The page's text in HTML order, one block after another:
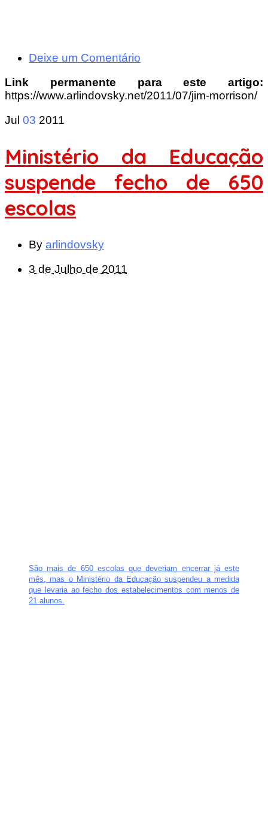
Deixe um Comentário
Link permanente para este artigo:
https://www.arlindovsky.net/2011/07/jim-morrison/
Jul 03 2011
Ministério da Educação
suspende fecho de 650
escolas
By arlindovsky
3 de Julho de 2011
São mais de 650 escolas que deveriam encerrar já este
mês, mas o Ministério da Educação suspendeu a medida
que levaria ao fecho dos estabelecimentos com menos de
21 alunos.